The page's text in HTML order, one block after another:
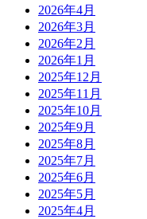
2026年4月
2026年3月
2026年2月
2026年1月
2025年12月
2025年11月
2025年10月
2025年9月
2025年8月
2025年7月
2025年6月
2025年5月
2025年4月